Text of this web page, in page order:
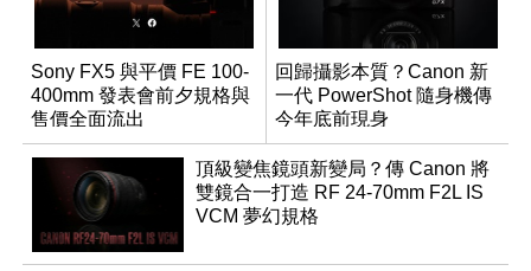
Sony FX5 與平價 FE 100-
400mm 發表會前夕規格與
售價全面流出
回歸攝影本質？Canon 新
一代 PowerShot 隨身機傳
今年底前現身
頂級變焦鏡頭新變局？傳 Canon 將
雙鏡合一打造 RF 24-70mm F2L IS
VCM 夢幻規格